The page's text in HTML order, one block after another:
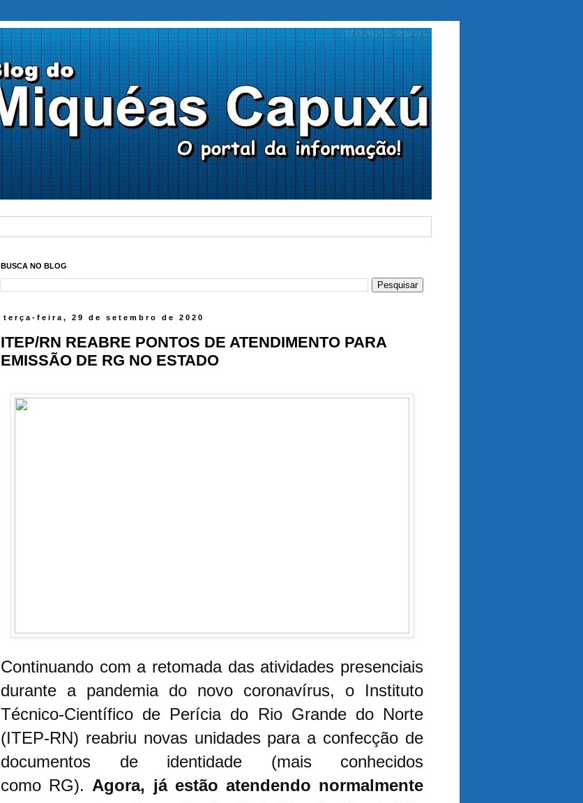
BUSCA NO BLOG
terça-feira, 29 de setembro de 2020
ITEP/RN REABRE PONTOS DE ATENDIMENTO PARA
EMISSÃO DE RG NO ESTADO
Continuando com a retomada das atividades presenciais
durante a pandemia do novo coronavírus, o Instituto
Técnico-Científico de Perícia do Rio Grande do Norte
(ITEP-RN) reabriu novas unidades para a confecção de
documentos de identidade (mais conhecidos
como RG). Agora, já estão atendendo normalmente